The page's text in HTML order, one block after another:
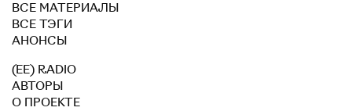
ВСЕ МАТЕРИАЛЫ
ВСЕ ТЭГИ
АНОНСЫ
(EE) RADIO
АВТОРЫ
О ПРОЕКТЕ